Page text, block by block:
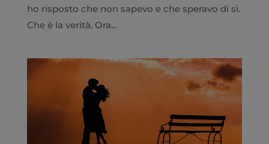
ho risposto che non sapevo e che speravo di sì.
Che è la verità. Ora...